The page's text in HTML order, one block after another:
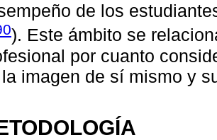
de los
). Este ámbito se
por cuanto
imagen de sí mismo y